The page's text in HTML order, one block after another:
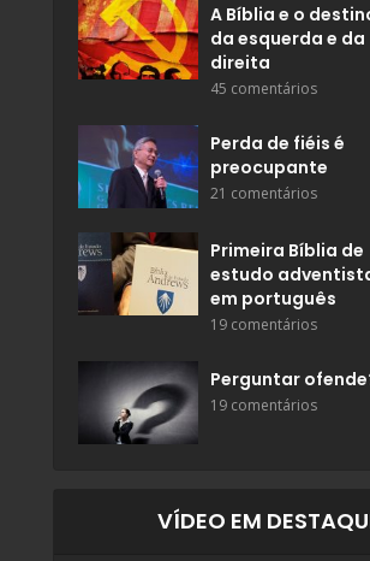
A Bíblia e o
da esquerda e da
direita
45 comentários
Perda de fiéis é
preocupante
21 comentários
Primeira Bíblia de
estudo
em português
19 comentários
Perguntar
19 comentários
VÍDEO EM